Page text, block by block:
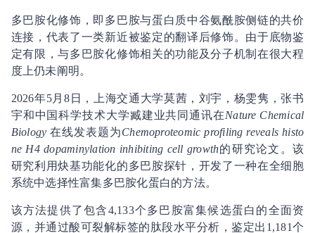
多巴胺化修饰，即多巴胺与蛋白质中谷氨酰胺侧链的共价
连接，代表了一类新近被鉴定的翻译后修饰。由于底物鉴
定有限，与多巴胺化修饰相关的功能及分子机制在很大程
度上仍未阐明。
2026年5月8日，上海交通大学莫茜，刘宇，杨雯隽，张书
宇和中国科学技术大学臧建业共同通讯在Nature Chemical
Biology在线发表题为Chemoproteomic profiling reveals histo
ne H4 dopaminylation inhibiting cell growth的研究论文。该
研究利用炔基功能化的多巴胺探针，开发了一种在全细胞
系统中选择性富集多巴胺化蛋白的方法。
该方法提供了包含4,133个多巴胺富集候选蛋白的全面资
源，并通过酸可裂解标签的肽段水平分析，鉴定出1,181个